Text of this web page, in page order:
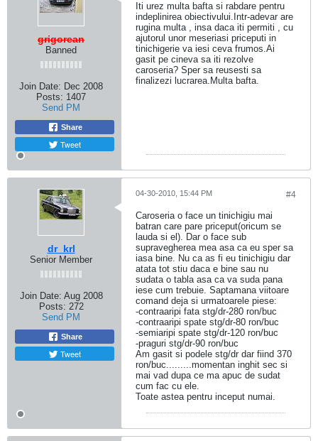
grigorean
Banned
Join Date: Dec 2008
Posts: 1407
Send PM
Share
Tweet
Iti urez multa bafta si rabdare pentru
indeplinirea obiectivului.Intr-adevar are
rugina multa , insa daca iti permiti , cu
ajutorul unor meseriasi priceputi in
tinichigerie va iesi ceva frumos.Ai
gasit pe cineva sa iti rezolve
caroseria? Sper sa reusesti sa
finalizezi lucrarea.Multa bafta.
dr_krl
Senior Member
Join Date: Aug 2008
Posts: 272
Send PM
Share
Tweet
#4
04-30-2010, 15:44 PM
Caroseria o face un tinichigiu mai
batran care pare priceput(oricum se
lauda si el). Dar o face sub
supravegherea mea asa ca eu sper sa
iasa bine. Nu ca as fi eu tinichigiu dar
atata tot stiu daca e bine sau nu
sudata o tabla asa ca va suda pana
iese cum trebuie. Saptamana viitoare
comand deja si urmatoarele piese:
-contraaripi fata stg/dr-280 ron/buc
-contraaripi spate stg/dr-80 ron/buc
-semiaripi spate stg/dr-120 ron/buc
-praguri stg/dr-90 ron/buc
Am gasit si podele stg/dr dar fiind 370
ron/buc.........momentan inghit sec si
mai vad dupa ce ma apuc de sudat
cum fac cu ele.
Toate astea pentru inceput numai.